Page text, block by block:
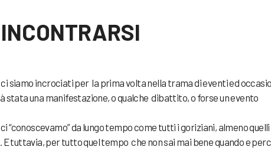
siamo incrociati per la prima volta nella trama di eventi ed
una manifestazione, o qualche dibattito, o forse un evento
“conoscevamo” da lungo tempo come tutti i goriziani, almeno
tuttavia, per tutto quel tempo che non sai mai bene quando e